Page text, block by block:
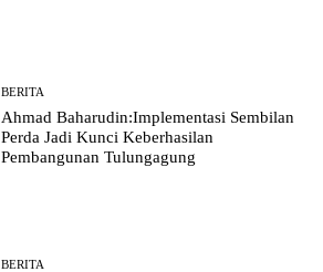
BERITA
Ahmad Baharudin:Implementasi Sembilan
Perda Jadi Kunci Keberhasilan
Pembangunan Tulungagung
BERITA